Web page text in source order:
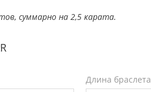
суммарно на 2,5 карата.
Длина браслета